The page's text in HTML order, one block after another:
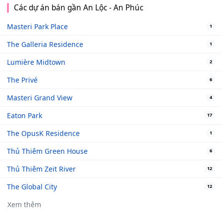
Các dự án bán gần An Lộc - An Phúc
Masteri Park Place 1
The Galleria Residence 1
Lumière Midtown 2
The Privé 6
Masteri Grand View 4
Eaton Park 17
The OpusK Residence 1
Thủ Thiêm Green House 6
Thủ Thiêm Zeit River 12
The Global City 12
Xem thêm